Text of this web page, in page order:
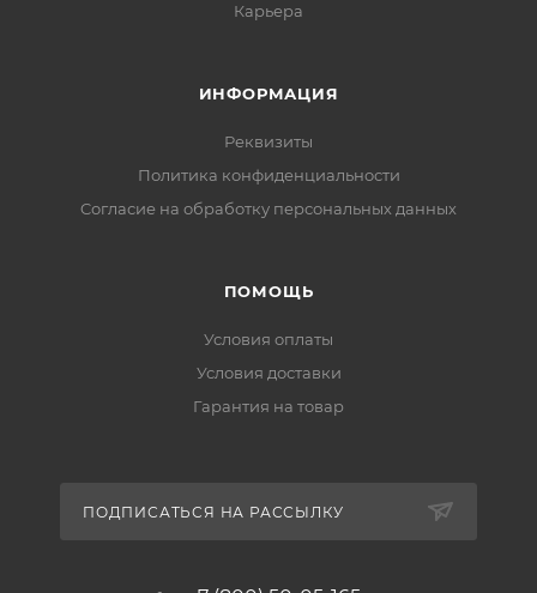
Карьера
ИНФОРМАЦИЯ
Реквизиты
Политика конфиденциальности
Cогласие на обработку персональных данных
ПОМОЩЬ
Условия оплаты
Условия доставки
Гарантия на товар
ПОДПИСАТЬСЯ НА РАССЫЛКУ